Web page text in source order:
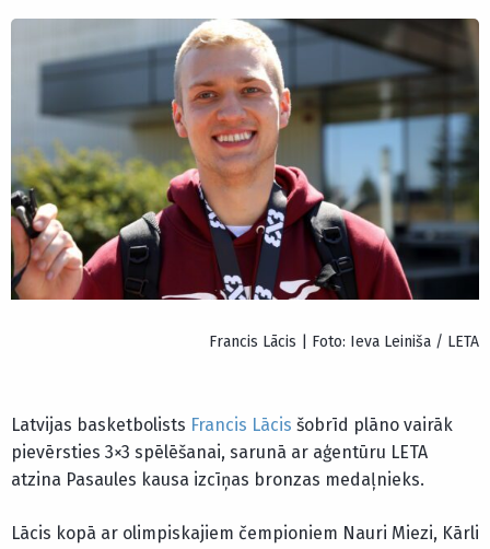
Francis Lācis | Foto: Ieva Leiniša / LETA
Latvijas basketbolists Francis Lācis šobrīd plāno vairāk
pievērsties 3×3 spēlēšanai, sarunā ar aģentūru LETA
atzina Pasaules kausa izcīņas bronzas medaļnieks.
Lācis kopā ar olimpiskajiem čempioniem Nauri Miezi, Kārli